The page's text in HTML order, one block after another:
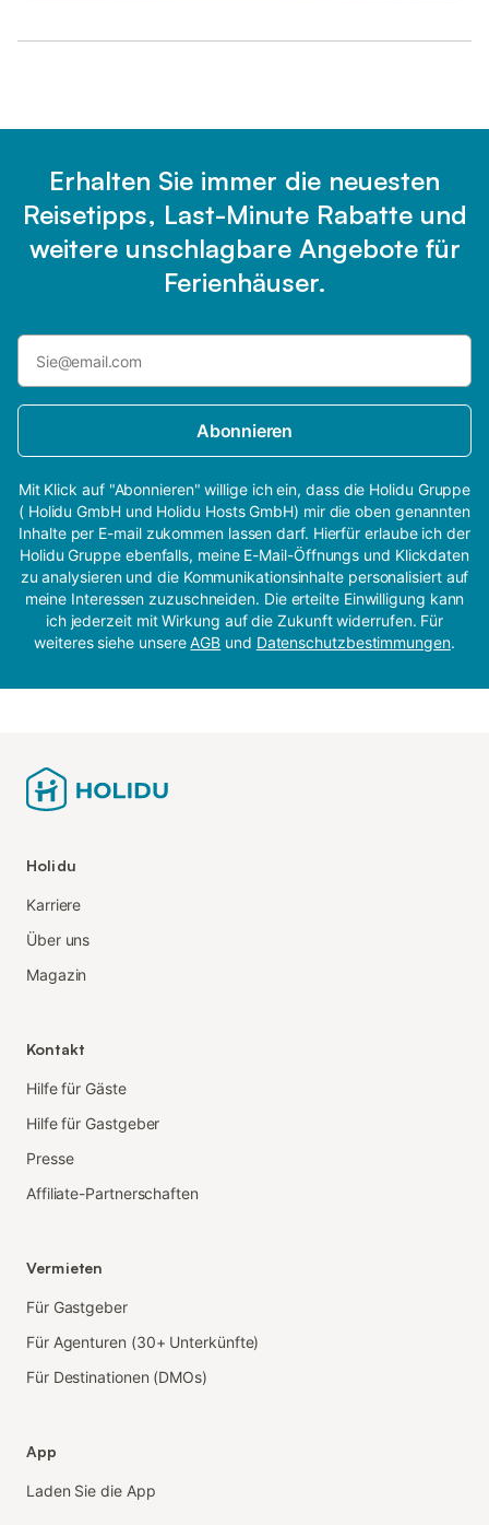
Erhalten Sie immer die neuesten
Reisetipps, Last-Minute Rabatte und
weitere unschlagbare Angebote für
Ferienhäuser.
Abonnieren
Mit Klick auf "Abonnieren" willige ich ein, dass die Holidu Gruppe
( Holidu GmbH und Holidu Hosts GmbH) mir die oben genannten
Inhalte per E-mail zukommen lassen darf. Hierfür erlaube ich der
Holidu Gruppe ebenfalls, meine E-Mail-Öffnungs und Klickdaten
zu analysieren und die Kommunikationsinhalte personalisiert auf
meine Interessen zuzuschneiden. Die erteilte Einwilligung kann
ich jederzeit mit Wirkung auf die Zukunft widerrufen. Für
weiteres siehe unsereAGB und Datenschutzbestimmungen.
Holidu
Karriere
Über uns
Magazin
Kontakt
Hilfe für Gäste
Hilfe für Gastgeber
Presse
Affiliate-Partnerschaften
Vermieten
Für Gastgeber
Für Agenturen (30+ Unterkünfte)
Für Destinationen (DMOs)
App
Laden Sie die App